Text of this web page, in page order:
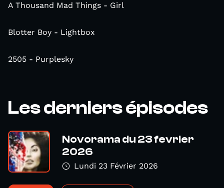
A Thousand Mad Things - Girl
Blotter Boy - Lightbox
2505 - Purplesky
Les derniers épisodes
Novorama du 23 fevrier
2026
Lundi 23 Février 2026